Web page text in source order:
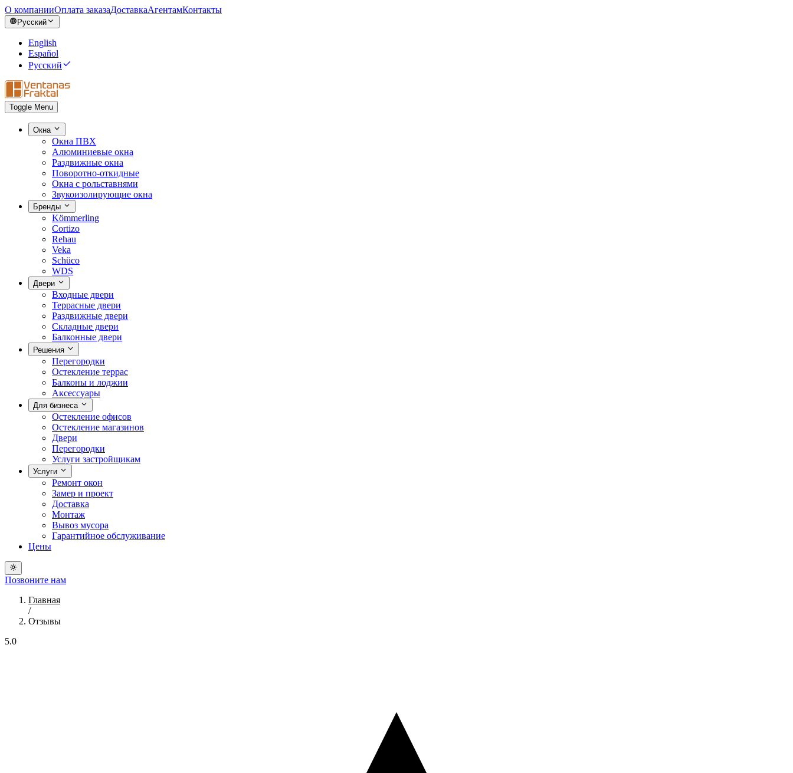
О компанииОплата заказаДоставкаАгентамКонтакты
Русский
English
Español
Русский
Toggle Menu
Окна
Окна ПВХ
Алюминиевые окна
Раздвижные окна
Поворотно-откидные
Окна с рольставнями
Звукоизолирующие окна
Бренды
Kömmerling
Cortizo
Rehau
Veka
Schüco
WDS
Двери
Входные двери
Террасные двери
Раздвижные двери
Складные двери
Балконные двери
Решения
Перегородки
Остекление террас
Балконы и лоджии
Аксессуары
Для бизнеса
Остекление офисов
Остекление магазинов
Двери
Перегородки
Услуги застройщикам
Услуги
Ремонт окон
Замер и проект
Доставка
Монтаж
Вывоз мусора
Гарантийное обслуживание
Цены
Позвоните нам
Главная
/
Отзывы
5.0